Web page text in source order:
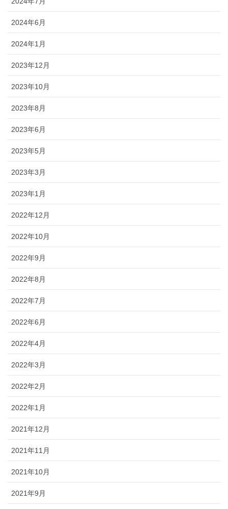
2024年6月
2024年1月
2023年12月
2023年10月
2023年8月
2023年6月
2023年5月
2023年3月
2023年1月
2022年12月
2022年10月
2022年9月
2022年8月
2022年7月
2022年6月
2022年4月
2022年3月
2022年2月
2022年1月
2021年12月
2021年11月
2021年10月
2021年9月